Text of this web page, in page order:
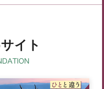
イト